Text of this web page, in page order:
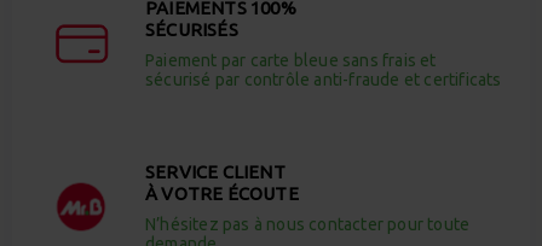
PAIEMENTS 100%
SÉCURISÉS
Paiement par carte bleue sans frais et
sécurisé par contrôle anti-fraude et certificats
SERVICE CLIENT
À VOTRE ÉCOUTE
N’hésitez pas à nous contacter pour toute